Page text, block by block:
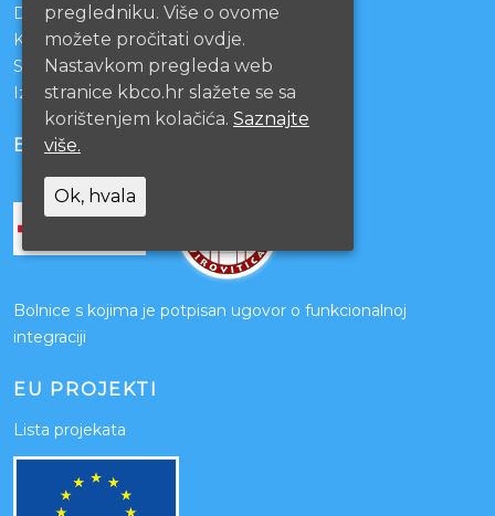
Darivanje krvi
KBCO Webmail
Sestrinstvo KBC Osijek
Izjava o pristupačnosti mrežnih stranica
BOLNICE PARTNERI
Bolnice s kojima je potpisan ugovor o funkcionalnoj
integraciji
EU PROJEKTI
Lista projekata
pregledniku. Više o ovome
možete pročitati ovdje.
Nastavkom pregleda web
stranice kbco.hr slažete se sa
korištenjem kolačića. Saznajte
više.
Ok, hvala